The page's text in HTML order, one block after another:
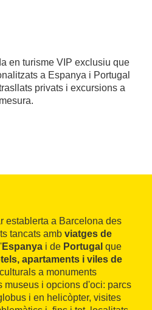
en turisme VIP exclusiu que
a Espanya i Portugal
privats i excursions a
mesura.
establerta a Barcelona des
tancats amb viatges de
Espanya i de Portugal que
apartaments i viles de
a monuments
museus i opcions d'oci: parcs
i en helicòpter, visites